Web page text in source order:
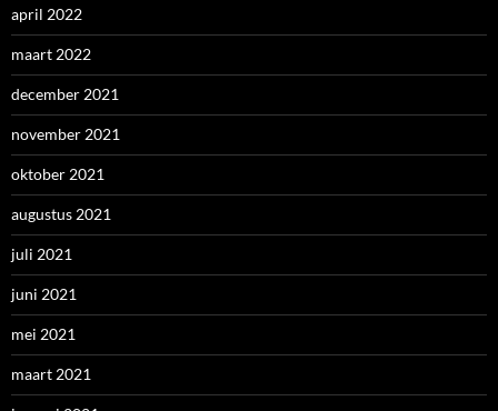
april 2022
maart 2022
december 2021
november 2021
oktober 2021
augustus 2021
juli 2021
juni 2021
mei 2021
maart 2021